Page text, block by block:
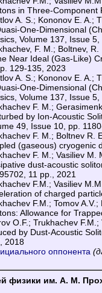
in Three-Component
A. S.; Kononov E. A.;
One-Dimensional
Volume 137, Issue
F. M.; Boltnev,
Near Ideal (Gas-Like)
129-135, 2023
A. S.; Kononov E. A.;
One-Dimensional
Volume 137, Issue
F. M.;
by Ion-Acoustic
49, Issue 10, pp.
F. M.; Boltnev R.
(gaseous) cryogenic
F. M.; Vasiliev M.
dust-acoustic
11 pp., 2021
F.M.; Vasiliev
of charged
F.M.; Tomov
Allowance for
O.F.; Trukhachev
by Dust-Acoustic
2018
оппонента
физики им. А. М.